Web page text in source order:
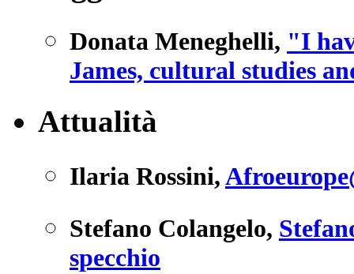
Donata Meneghelli, "I
James, cultural studies
Attualità
Ilaria Rossini,
Stefano Colangelo,
specchio